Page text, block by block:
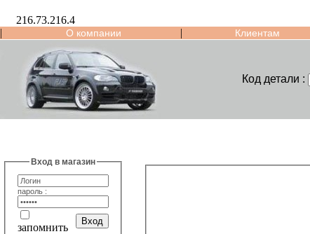
216.73.216.4
| О компании | Клиентам
Код детали :
Вход в магазин
пароль :
запомнить